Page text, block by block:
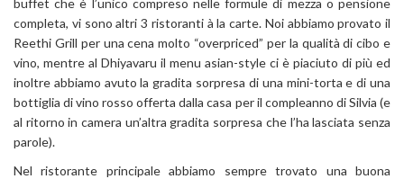
buffet che è l’unico compreso nelle formule di mezza o pensione
completa, vi sono altri 3 ristoranti à la carte. Noi abbiamo provato il
Reethi Grill per una cena molto “overpriced” per la qualità di cibo e
vino, mentre al Dhiyavaru il menu asian-style ci è piaciuto di più ed
inoltre abbiamo avuto la gradita sorpresa di una mini-torta e di una
bottiglia di vino rosso offerta dalla casa per il compleanno di Silvia (e
al ritorno in camera un’altra gradita sorpresa che l’ha lasciata senza
parole).
Nel ristorante principale abbiamo sempre trovato una buona